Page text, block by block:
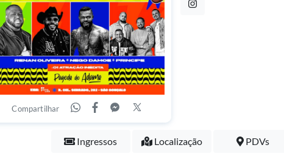
Compartilhar
Ingressos Localização PDVs